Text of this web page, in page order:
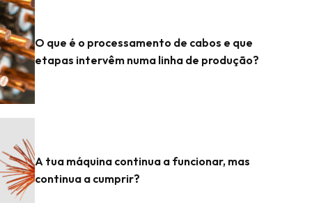
O que é o processamento de cabos e que
etapas intervêm numa linha de produção?
A tua máquina continua a funcionar, mas
continua a cumprir?